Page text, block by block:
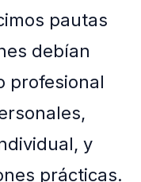
pautas
debían
profesional
y
prácticas.